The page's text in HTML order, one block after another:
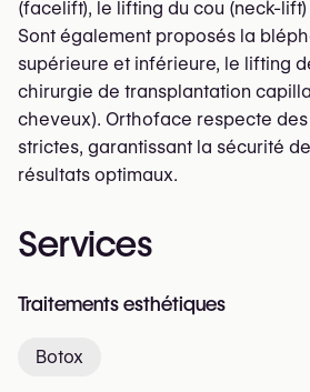
(facelift), le lifting du cou (neck-
Sont également proposés la
supérieure et inférieure, le lifting
chirurgie de transplantation
cheveux). Orthoface respecte
strictes, garantissant la sécurité
résultats optimaux.
Services
Traitements esthétiques
Botox